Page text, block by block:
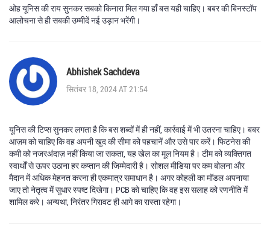
ओह यूनिस की राय सुनकर सबको किनारा मिल गया हाँ बस यही चाहिए। बबर की बिनस्टॉप
आलोचना से ही सबकी उम्मीदें नई उड़ान भरेंगी।
Abhishek Sachdeva
सितंबर 18, 2024 AT 21:54
यूनिस की टिप्स सुनकर लगता है कि बस शब्दों में ही नहीं, कार्रवाई में भी उतरना चाहिए। बबर
आज़म को चाहिए कि वह अपनी खुद की सीमा को पहचानें और उसे पार करें। फिटनेस की
कमी को नजरअंदाज़ नहीं किया जा सकता, यह खेल का मूल नियम है। टीम को व्यक्तिगत
स्वार्थों से ऊपर उठाना हर कप्तान की जिम्मेदारी है। सोशल मीडिया पर कम बोलना और
मैदान में अधिक मेहनत करना ही एकमात्र समाधान है। अगर कोहली का मॉडल अपनाया
जाए तो नेतृत्व में सुधार स्पष्ट दिखेगा। PCB को चाहिए कि वह इस सलाह को रणनीति में
शामिल करे। अन्यथा, निरंतर गिरावट ही आगे का रास्ता रहेगा।